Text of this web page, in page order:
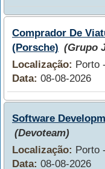
Comprador De
(Porsche) (Grupo
Localização: Porto
Data: 08-08-2026
Software
(Devoteam)
Localização: Porto
Data: 08-08-2026